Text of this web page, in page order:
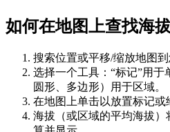
如何在地图上查找海
搜索位置或平移/缩放地图到
选择一个工具：“标记”用于
圆形、多边形）用于区域。
在地图上单击以放置标记或
海拔（或区域的平均海拔